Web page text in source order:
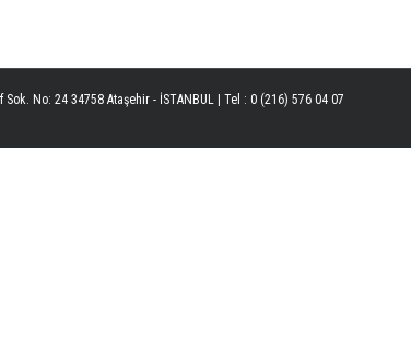
Sok. No: 24 34758 Ataşehir - İSTANBUL | Tel : 0 (216) 576 04 07